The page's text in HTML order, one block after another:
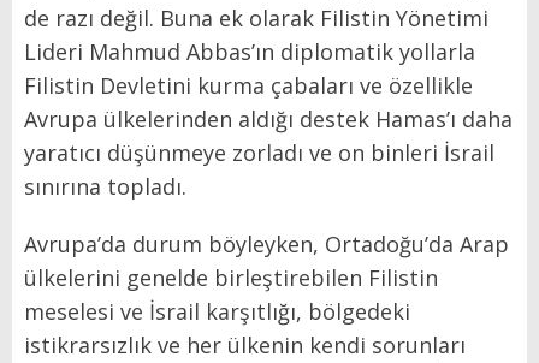
de razı değil. Buna ek olarak Filistin Yönetimi
Lideri Mahmud Abbas’ın diplomatik yollarla
Filistin Devletini kurma çabaları ve özellikle
Avrupa ülkelerinden aldığı destek Hamas’ı daha
yaratıcı düşünmeye zorladı ve on binleri İsrail
sınırına topladı.
Avrupa’da durum böyleyken, Ortadoğu’da Arap
ülkelerini genelde birleştirebilen Filistin
meselesi ve İsrail karşıtlığı, bölgedeki
istikrarsızlık ve her ülkenin kendi sorunları